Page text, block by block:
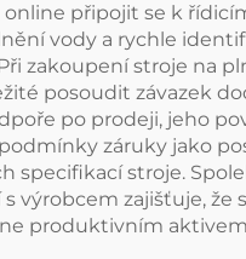
připojit se k
vody a rychle
zakoupení stroje na
posoudit závazek
po prodeji, jeho
záruky jako
specifikací stroje.
výrobcem zajišťuje, že
produktivním